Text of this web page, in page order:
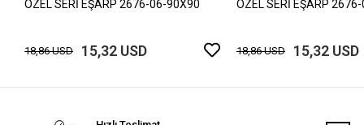
ÖZEL SERİ EŞARP 2676-06-90X90
18,86 USD 15,32 USD
ÖZEL SERİ EŞARP
18,86 USD 15,32 USD